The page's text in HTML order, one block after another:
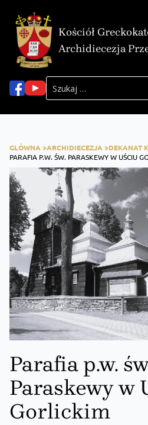
Kościół
Archidiecezja
GLÓWNA >ARCHIDIECEZJA >DEKANAT
PARAFIA P.W. ŚW. PARASKEWY W UŚCIU
Parafia p.w.
Paraskewy w
Gorlickim